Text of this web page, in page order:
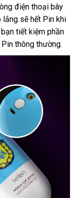
điện thoại chính
hãng
bây
lắng tốt
nhất
sẽ hết Pin khi
tiết kiệm phần
thông thường.